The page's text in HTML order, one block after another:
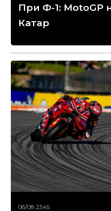
При Ф-1: MotoGP
Катар
06/08 23:45